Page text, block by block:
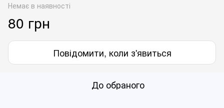
Немає в наявності
80 грн
Повідомити, коли з'явиться
До обраного